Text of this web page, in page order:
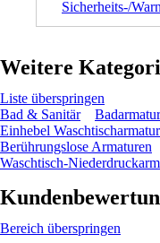
Sicherheits-/
Weitere
Liste überspringen
Bad & Sanitär
Einhebel
Berührungslose Armaturen
Waschtisch-
Bereich überspringen